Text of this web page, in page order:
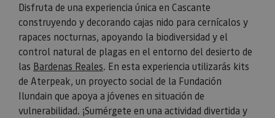
Disfruta de una experiencia única en Cascante
construyendo y decorando cajas nido para cernícalos y
rapaces nocturnas, apoyando la biodiversidad y el
control natural de plagas en el entorno del desierto de
las Bardenas Reales. En esta experiencia utilizarás kits
de Aterpeak, un proyecto social de la Fundación
Ilundain que apoya a jóvenes en situación de
vulnerabilidad. ¡Sumérgete en una actividad divertida y